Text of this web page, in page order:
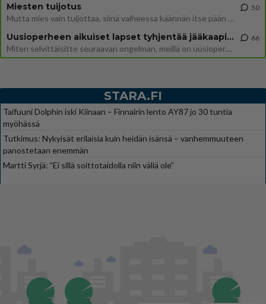
Miesten tuijotus
Mutta mies vain tuijottaa, siinä vaiheessa käännän itse pään pois. Mikä juttu? Yleensä jos joku tuijottaa tai katsoo, hä
50
Uusioperheen aikuiset lapset tyhjentää jääkaapin käydessään
Miten selvittäisitte seuraavan ongelman, meillä on uusioperhe, minulla teini-ikäiset lapset ja puolisolla aikuiset, jotk
66
STARA.FI
Taifuuni Dolphin iski Kiinaan – Finnairin lento AY87 jo 30 tuntia
myöhässä
Tutkimus: Nykyisät erilaisia kuin heidän isänsä – vanhemmuuteen
panostetaan enemmän
Martti Syrjä: ”Ei sillä soittotaidolla niin väliä ole”